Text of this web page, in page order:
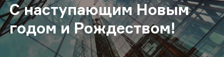
С наступающим Новым
годом и Рождеством!